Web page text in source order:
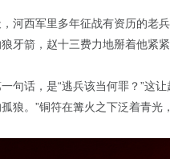
河西军里多年征战有资历的老
牙箭，赵十三费力地掰着他紧
句话，是“逃兵该当何罪？”这
狼。”铜符在篝火之下泛着青光